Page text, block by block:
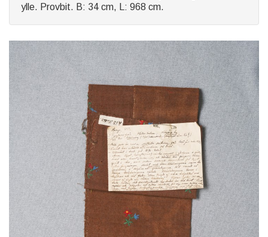
ylle. Provbit. B: 34 cm, L: 968 cm.